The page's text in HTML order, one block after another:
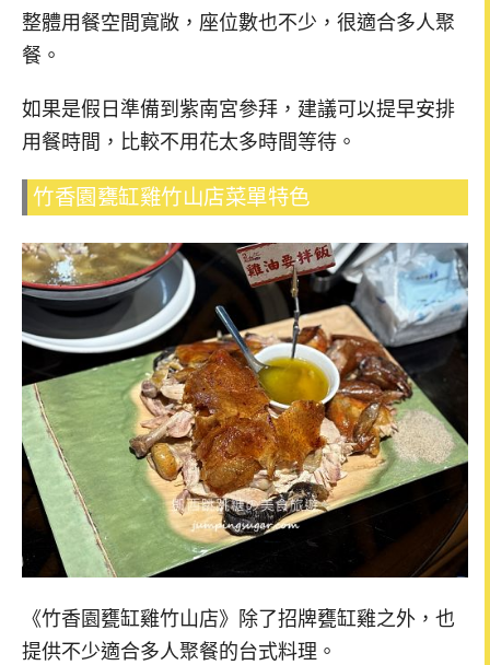
整體用餐空間寬敞，座位數也不少，很適合多人聚
餐。
如果是假日準備到紫南宮參拜，建議可以提早安排
用餐時間，比較不用花太多時間等待。
竹香園甕缸雞竹山店菜單特色
《竹香園甕缸雞竹山店》除了招牌甕缸雞之外，也
提供不少適合多人聚餐的台式料理。